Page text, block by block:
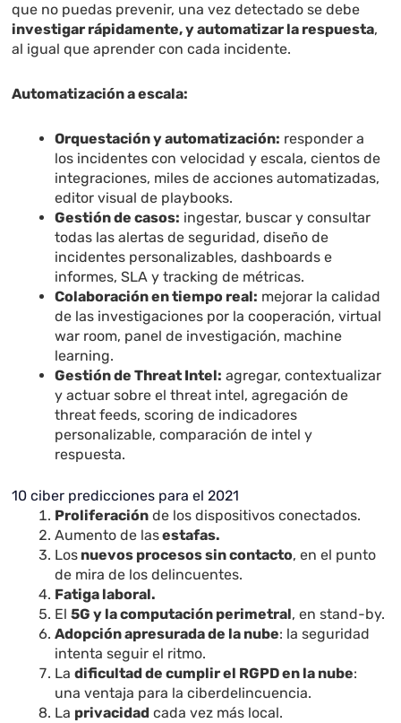
que no puedas prevenir, una vez detectado se debe
investigar rápidamente, y automatizar la respuesta,
al igual que aprender con cada incidente.
Automatización a escala:
Orquestación y automatización: responder a
los incidentes con velocidad y escala, cientos de
integraciones, miles de acciones automatizadas,
editor visual de playbooks.
Gestión de casos: ingestar, buscar y consultar
todas las alertas de seguridad, diseño de
incidentes personalizables, dashboards e
informes, SLA y tracking de métricas.
Colaboración en tiempo real: mejorar la calidad
de las investigaciones por la cooperación, virtual
war room, panel de investigación, machine
learning.
Gestión de Threat Intel: agregar, contextualizar
y actuar sobre el threat intel, agregación de
threat feeds, scoring de indicadores
personalizable, comparación de intel y
respuesta.
10 ciber predicciones para el 2021
Proliferación de los dispositivos conectados.
Aumento de lasestafas.
Los nuevos procesos sin contacto, en el punto
de mira de los delincuentes.
Fatiga laboral.
El5G y la computación perimetral, en stand-by.
Adopción apresurada de la nube: la seguridad
intenta seguir el ritmo.
Ladificultad de cumplir el RGPD en la nube:
una ventaja para la ciberdelincuencia.
La privacidad cada vez más local.